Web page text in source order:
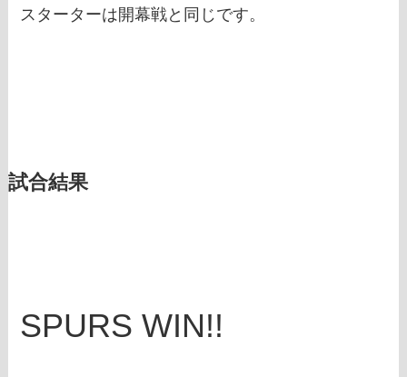
スターターは開幕戦と同じです。
試合結果
SPURS WIN!!